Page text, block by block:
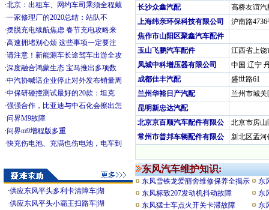
·北京：出租车、网约车司乘须全程戴
·一家修理厂的2020总结：站队不
·摆脱充电续航焦虑 春节充电攻略来
·高速拥堵别心烦 这些事项一定要注
·请注意！新能源车长途驾车出游全攻
·深度融合鸿蒙生态 宝马推出多项数
·中汽协喊话企业停止对外发布销量周
·中保研碰撞测试最好的20款：坦克
·强强合作，比亚迪与中石化会擦出怎
·问界M9故障
·问界m9增程版多重
·快充伤电池、充满也伤电池，电车到
长沙众鑫汽配
高桥友谊汽
上海纬亲环保科技有限公司
沪南路4736
焦作市山阳区聚鑫汽车配件
玉山飞鹏汽车配件
江西省上饶
凤城中科增压器有限公司
中国 辽宁
成都佳丰汽配
盛世路61
兰州华裕日产汽配
兰州市城
昆明新忠达汽配
北京京百顺汽车配件有限公
北京市房山
常州市普邦车辆配件有限公
新北区孟
·供应东风平头多利卡清障车|湖
·供应东风平头小霸王扫路车|湖
东风汽车维护知识:
东风雪铁龙爱丽舍维修保养全揭示
东
东风标致207发动机抖动故障
东
东风猛士车点火开关卡滞故障
东